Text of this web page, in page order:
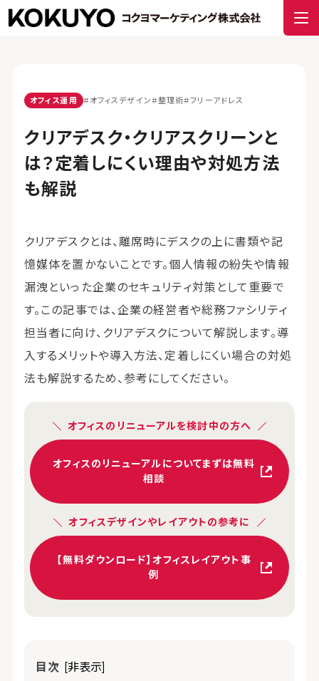
オフィス運用 #オフィスデザイン#整理術#フリーアドレス
クリアデスク・クリアスクリーンと
は？定着しにくい理由や対処方法
も解説
クリアデスクとは、離席時にデスクの上に書類や記
憶媒体を置かないことです。個人情報の紛失や情報
漏洩といった企業のセキュリティ対策として重要で
す。この記事では、企業の経営者や総務ファシリティ
担当者に向け、クリアデスクについて解説します。導
入するメリットや導入方法、定着しにくい場合の対処
法も解説するため、参考にしてください。
オフィスのリニューアルを検討中の方へ
オフィスのリニューアルについてまずは無料
相談
オフィスデザインやレイアウトの参考に
【無料ダウンロード】オフィスレイアウト事
例
目次 [非表示]